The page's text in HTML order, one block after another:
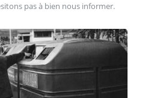
pas à bien nous informer.